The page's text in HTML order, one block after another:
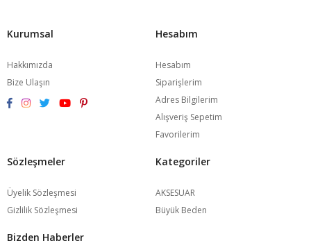
Kurumsal
Hakkımızda
Bize Ulaşın
Hesabım
Hesabım
Siparişlerim
Adres Bilgilerim
Alışveriş Sepetim
Favorilerim
Sözleşmeler
Üyelik Sözleşmesi
Gizlilik Sözleşmesi
Kategoriler
AKSESUAR
Büyük Beden
Bizden Haberler